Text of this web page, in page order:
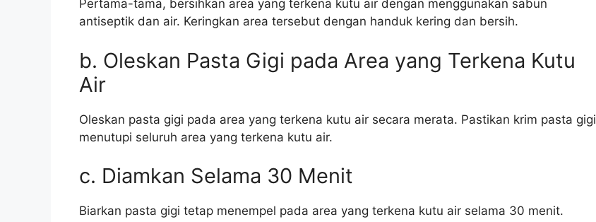
Pertama-tama, bersihkan area yang terkena kutu air dengan menggunakan sabun
antiseptik dan air. Keringkan area tersebut dengan handuk kering dan bersih.
b. Oleskan Pasta Gigi pada Area yang Terkena Kutu
Air
Oleskan pasta gigi pada area yang terkena kutu air secara merata. Pastikan krim pasta gigi
menutupi seluruh area yang terkena kutu air.
c. Diamkan Selama 30 Menit
Biarkan pasta gigi tetap menempel pada area yang terkena kutu air selama 30 menit.